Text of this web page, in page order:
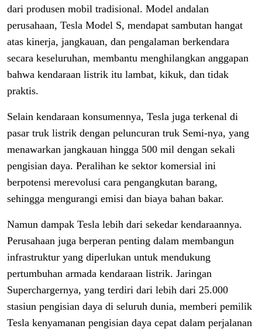
dari produsen mobil tradisional. Model andalan
perusahaan, Tesla Model S, mendapat sambutan hangat
atas kinerja, jangkauan, dan pengalaman berkendara
secara keseluruhan, membantu menghilangkan anggapan
bahwa kendaraan listrik itu lambat, kikuk, dan tidak
praktis.
Selain kendaraan konsumennya, Tesla juga terkenal di
pasar truk listrik dengan peluncuran truk Semi-nya, yang
menawarkan jangkauan hingga 500 mil dengan sekali
pengisian daya. Peralihan ke sektor komersial ini
berpotensi merevolusi cara pengangkutan barang,
sehingga mengurangi emisi dan biaya bahan bakar.
Namun dampak Tesla lebih dari sekedar kendaraannya.
Perusahaan juga berperan penting dalam membangun
infrastruktur yang diperlukan untuk mendukung
pertumbuhan armada kendaraan listrik. Jaringan
Superchargernya, yang terdiri dari lebih dari 25.000
stasiun pengisian daya di seluruh dunia, memberi pemilik
Tesla kenyamanan pengisian daya cepat dalam perjalanan